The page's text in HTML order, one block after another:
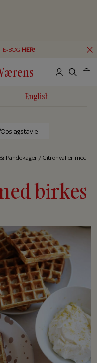
E-BOG HER!
English
Opslagstavle
Pandekager/ Citronvafler med
birkes